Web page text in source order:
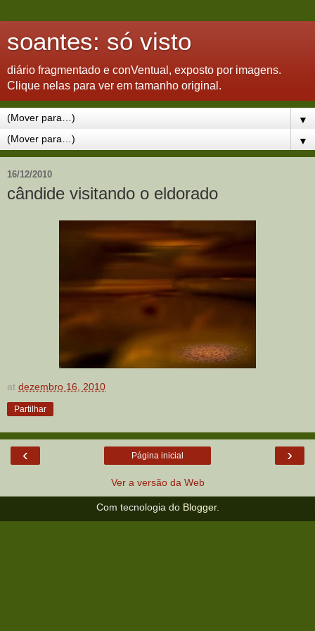
soantes: só visto
diário fragmentado e conVentual, exposto por imagens.
Clique nelas para ver em tamanho original.
▼
▼
16/12/2010
cândide visitando o eldorado
at dezembro 16, 2010
Partilhar
‹ ›
Página inicial
Ver a versão da Web
Com tecnologia do Blogger.